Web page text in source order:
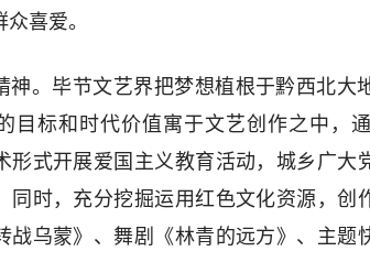
喜爱。
神。毕节文艺界把梦想植根于黔西北大
目标和时代价值寓于文艺创作之中，
形式开展爱国主义教育活动，城乡广大
同时，充分挖掘运用红色文化资源，创
战乌蒙》、舞剧《林青的远方》、主题